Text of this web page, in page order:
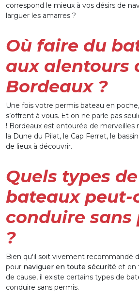
correspond le mieux à vos désirs de
larguer les amarres ?
Où faire du
aux alentours
Bordeaux ?
Une fois votre permis bateau en
s’offrent à vous. Et on ne parle pas
! Bordeaux est entourée de merveilles
la Dune du Pilat, le Cap Ferret, le
de lieux à découvrir.
Quels types de
bateaux peut-
conduire sans
?
Bien qu'il soit vivement recommandé
pour naviguer en toute sécurité et en
de cause, il existe certains types de
conduire sans permis.